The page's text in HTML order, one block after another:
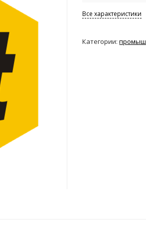
Все характеристики
Категории: